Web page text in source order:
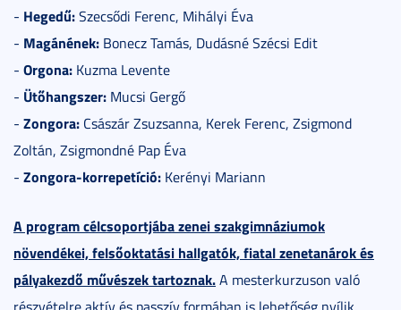
- Hegedű:Szecsődi Ferenc, Mihályi Éva
- Magánének: Bonecz Tamás, Dudásné Szécsi Edit
- Orgona: Kuzma Levente
- Ütőhangszer: Mucsi Gergő
- Zongora: Császár Zsuzsanna, Kerek Ferenc, Zsigmond
Zoltán, Zsigmondné Pap Éva
- Zongora-korrepetíció: Kerényi Mariann
A program célcsoportjába zenei szakgimnáziumok
növendékei, felsőoktatási hallgatók, fiatal zenetanárok és
pályakezdő művészek tartoznak.A mesterkurzuson való